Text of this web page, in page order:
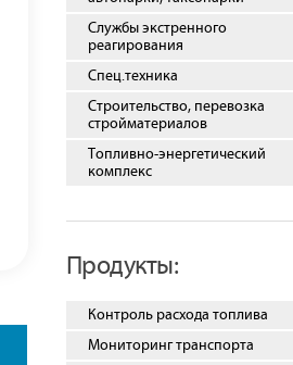
Службы экстренного
реагирования
Спец.техника
Строительство, перевозка
стройматериалов
Топливно-энергетический
комплекс
Продукты:
Контроль расхода топлива
Мониторинг транспорта